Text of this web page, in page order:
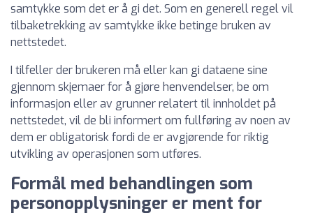
samtykke som det er å gi det. Som en generell regel vil
tilbaketrekking av samtykke ikke betinge bruken av
nettstedet.
I tilfeller der brukeren må eller kan gi dataene sine
gjennom skjemaer for å gjøre henvendelser, be om
informasjon eller av grunner relatert til innholdet på
nettstedet, vil de bli informert om fullføring av noen av
dem er obligatorisk fordi de er avgjørende for riktig
utvikling av operasjonen som utføres.
Formål med behandlingen som
personopplysninger er ment for